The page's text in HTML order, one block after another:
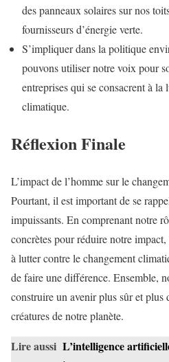
des panneaux solaires sur nos
fournisseurs d’énergie verte.
S’impliquer dans la politique
pouvons utiliser notre voix pour
entreprises qui se consacrent à
climatique.
Réflexion Finale
L’impact de l’homme sur le
Pourtant, il est important de se
impuissants. En comprenant notre
concrètes pour réduire notre
à lutter contre le changement
de faire une différence. Ensemble,
construire un avenir plus sûr et plus
créatures de notre planète.
Lire aussi L’intelligence